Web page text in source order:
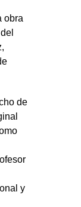
obra
de
y